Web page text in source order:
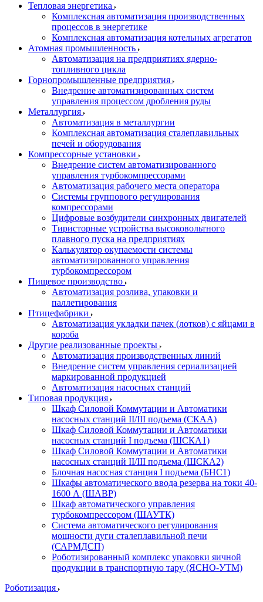
Тепловая энергетика
Комплексная автоматизация производственных
процессов в энергетике
Комплексная автоматизация котельных агрегатов
Атомная промышленность
Автоматизация на предприятиях ядерно-
топливного цикла
Горнопромышленные предприятия
Внедрение автоматизированных систем
управления процессом дробления руды
Металлургия
Автоматизация в металлургии
Комплексная автоматизация сталеплавильных
печей и оборудования
Компрессорные установки
Внедрение систем автоматизированного
управления турбокомпрессорами
Автоматизация рабочего места оператора
Системы группового регулирования
компрессорами
Цифровые возбудители синхронных двигателей
Тиристорные устройства высоковольтного
плавного пуска на предприятиях
Калькулятор окупаемости системы
автоматизированного управления
турбокомпрессором
Пищевое производство
Автоматизация розлива, упаковки и
паллетирования
Птицефабрики
Автоматизация укладки пачек (лотков) с яйцами в
короба
Другие реализованные проекты
Автоматизация производственных линий
Внедрение систем управления сериализацией
маркированной продукцией
Автоматизация насосных станций
Типовая продукция
Шкаф Силовой Коммутации и Автоматики
насосных станций II/III подъема (СКАА)
Шкаф Силовой Коммутации и Автоматики
насосных станций I подъема (ШСКА1)
Шкаф Силовой Коммутации и Автоматики
насосных станций II/III подъема (ШСКА2)
Блочная насосная станция I подъема (БНС1)
Шкафы автоматического ввода резерва на токи 40-
1600 А (ШАВР)
Шкаф автоматического управления
турбокомпрессором (ШАУТК)
Система автоматического регулирования
мощности дуги сталеплавильной печи
(САРМДСП)
Роботизированный комплекс упаковки яичной
продукции в транспортную тару (ЯСНО-УТМ)
Роботизация